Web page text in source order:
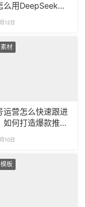
么用DeepSeek排
12日
材
运营怎么快速跟进
如何打造爆款推
10日
板